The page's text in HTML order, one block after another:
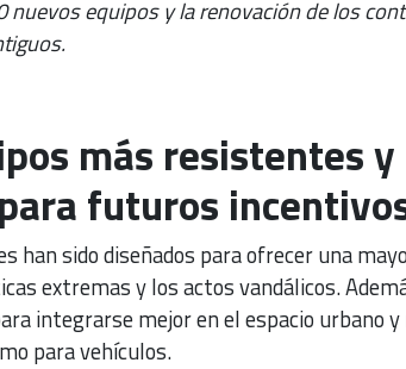
nuevos equipos y la renovación de los
más resistentes y
futuros
han sido diseñados para ofrecer una
extremas y los actos vandálicos.
integrarse mejor en el espacio urbano
para vehículos.